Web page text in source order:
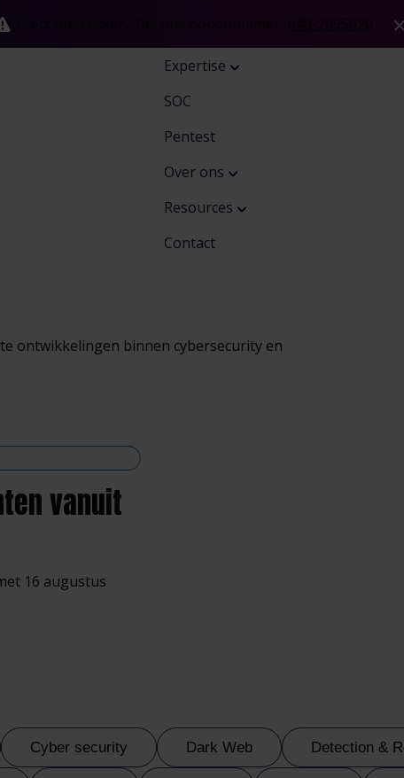
Expertise
SOC
Pentest
Over ons
Resources
Contact
ontwikkelingen binnen cybersecurity en
vanuit
16 augustus
Cyber security Dark Web Detection &